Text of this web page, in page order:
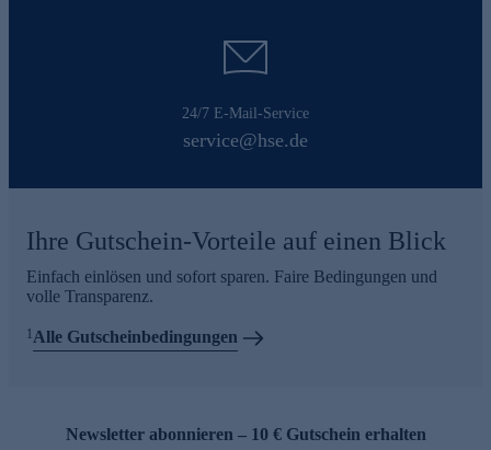
24/7 E-Mail-Service
service@hse.de
Ihre Gutschein-Vorteile auf einen Blick
Einfach einlösen und sofort sparen. Faire Bedingungen und
volle Transparenz.
1 Alle Gutscheinbedingungen
Newsletter abonnieren – 10 € Gutschein erhalten